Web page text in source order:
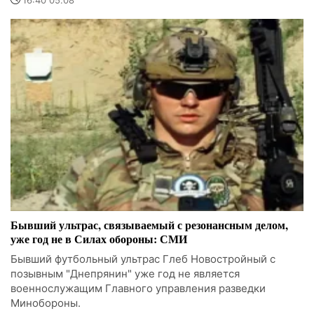
Бывший ультрас, связываемый с резонансным делом,
уже год не в Силах обороны: СМИ
Бывший футбольный ультрас Глеб Новостройный с
позывным "Днепрянин" уже год не является
военнослужащим Главного управления разведки
Минобороны.